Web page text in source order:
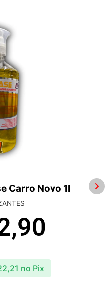
Carro Novo 1l
no Pix